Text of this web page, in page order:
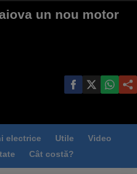
un nou motor
electrice Utile
Video
Cât costă?